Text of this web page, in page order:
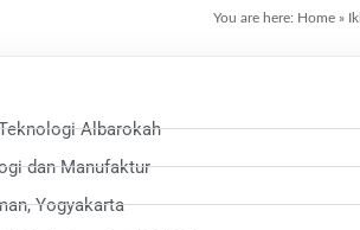
You are here: Home »
Albarokah
dan Manufaktur
Yogyakarta